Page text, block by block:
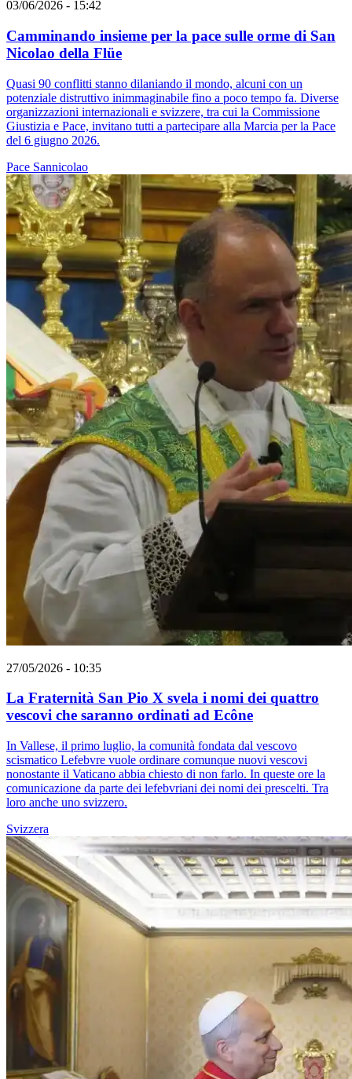
03/06/2026 - 15:42
Camminando insieme per la pace sulle orme di San
Nicolao della Flüe
Quasi 90 conflitti stanno dilaniando il mondo, alcuni con un
potenziale distruttivo inimmaginabile fino a poco tempo fa. Diverse
organizzazioni internazionali e svizzere, tra cui la Commissione
Giustizia e Pace, invitano tutti a partecipare alla Marcia per la Pace
del 6 giugno 2026.
Pace Sannicolao
27/05/2026 - 10:35
La Fraternità San Pio X svela i nomi dei quattro
vescovi che saranno ordinati ad Ecône
In Vallese, il primo luglio, la comunità fondata dal vescovo
scismatico Lefebvre vuole ordinare comunque nuovi vescovi
nonostante il Vaticano abbia chiesto di non farlo. In queste ore la
comunicazione da parte dei lefebvriani dei nomi dei prescelti. Tra
loro anche uno svizzero.
Svizzera